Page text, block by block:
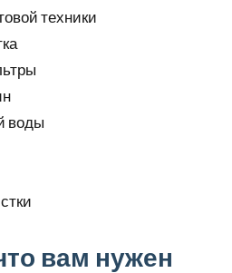
техники
воды
вам нужен